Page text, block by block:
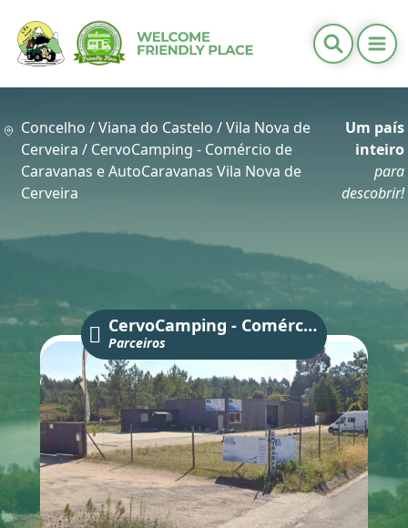
Informações Úteis
Calendários
Contactos
Concelho /Viana do Castelo /Vila Nova de
Cerveira / CervoCamping - Comércio de
Caravanas e AutoCaravanas Vila Nova de
Cerveira
Um país
inteiro
para
descobrir!
CervoCamping - Comércio de Caravanas e AutoCaravanas Vila Nova de Cerveira
Parceiros